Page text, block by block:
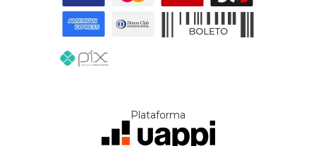
Plataforma